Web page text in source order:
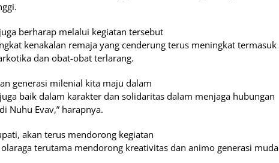
berharap melalui kegiatan tersebut
kenakalan remaja yang cenderung terus meningkat termasuk
dan obat-obat terlarang.
generasi milenial kita maju dalam
baik dalam karakter dan solidaritas dalam menjaga hubungan
Nuhu Evav,” harapnya.
akan terus mendorong kegiatan
terutama mendorong kreativitas dan animo generasi muda